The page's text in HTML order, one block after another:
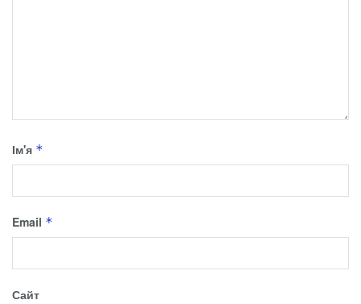
Ім'я *
Email *
Сайт